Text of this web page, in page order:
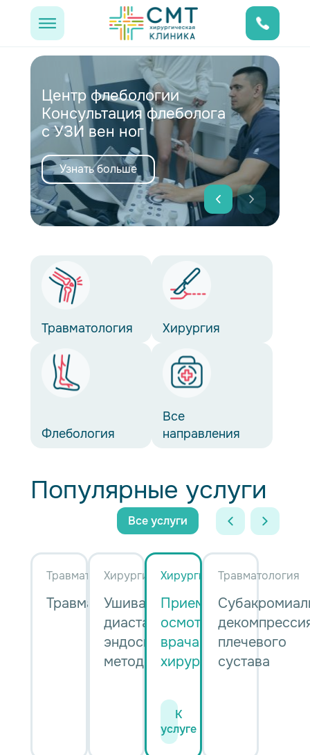
Центр флебологии
Консультация флеболога
с УЗИ вен ног
Узнать больше
Травматология Хирургия
Флебология
Все
направления
Популярные услуги
Все услуги
Травматология
Травматология
Хирургия
Ушивание
диастаза
эндоскопическим
методом
Хирургия
Прием,
осмотр
врача
хирурга
К
услуге
Травматология
плечевого
сустава